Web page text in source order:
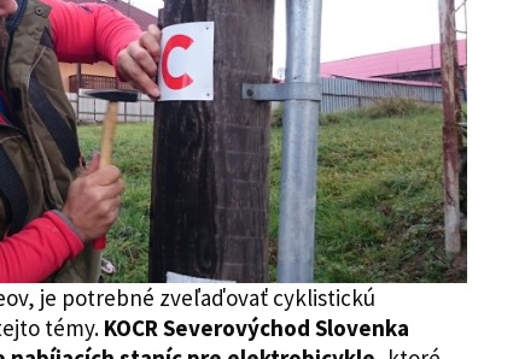
je potrebné zveľaďovať cyklistickú
témy. KOCR Severovýchod Slovenka